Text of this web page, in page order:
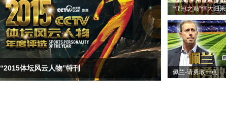
“2015体坛风云人物”特刊
“亚冠之巅”恒大归来
佩兰-请勇敢一点